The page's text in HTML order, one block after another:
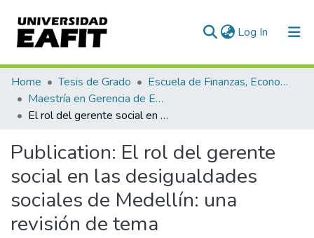
Log In (current)
Communities & Collections
All of DSpace
Home Tesis de Grado
Escuela de Finanzas, Economía y Gobierno
Maestría en Gerencia de Empresas Sociales para la Innovación Social y el Desarrollo Local (tesis)
El rol del gerente social en las desigualdades sociales de Medellín: una revisión de tema
Publication: El rol del gerente
social en las desigualdades
sociales de Medellín: una
revisión de tema